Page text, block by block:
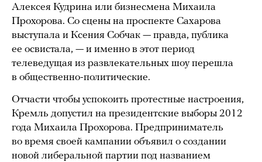
Алексея Кудрина или бизнесмена Михаила
Прохорова. Со сцены на проспекте Сахарова
выступала и Ксения Собчак — правда, публика
ее освистала, — и именно в этот период
телеведущая из развлекательных шоу перешла
в общественно-политические.
Отчасти чтобы успокоить протестные настроения,
Кремль допустил на президентские выборы 2012
года Михаила Прохорова. Предприниматель
во время своей кампании объявил о создании
новой либеральной партии под названием